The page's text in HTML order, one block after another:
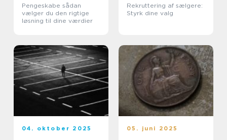
Pengeskabe sådan
vælger du den rigtige
løsning til dine værdier
Rekruttering af sælgere:
Styrk dine valg
04. oktober 2025 05. juni 2025